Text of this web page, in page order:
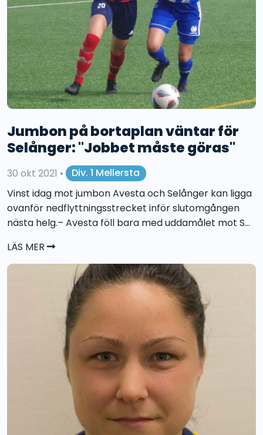
Jumbon på bortaplan väntar för
Selånger: "Jobbet måste göras"
30 okt 2021 •
Div. 1 Mellersta
Vinst idag mot jumbon Avesta och Selånger kan ligga
ovanför nedflyttningsstrecket inför slutomgången
nästa helg.– Avesta föll bara med uddamålet mot S...
LÄS MER